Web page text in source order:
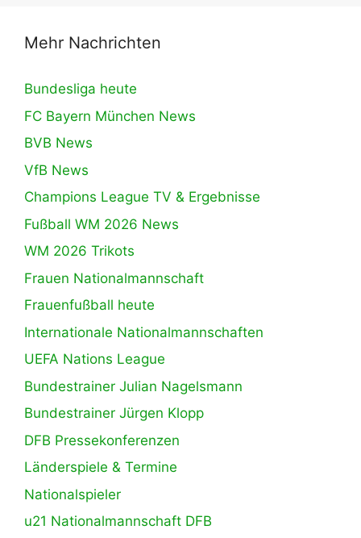
Mehr Nachrichten
Bundesliga heute
FC Bayern München News
BVB News
VfB News
Champions League TV & Ergebnisse
Fußball WM 2026 News
WM 2026 Trikots
Frauen Nationalmannschaft
Frauenfußball heute
Internationale Nationalmannschaften
UEFA Nations League
Bundestrainer Julian Nagelsmann
Bundestrainer Jürgen Klopp
DFB Pressekonferenzen
Länderspiele & Termine
Nationalspieler
u21 Nationalmannschaft DFB